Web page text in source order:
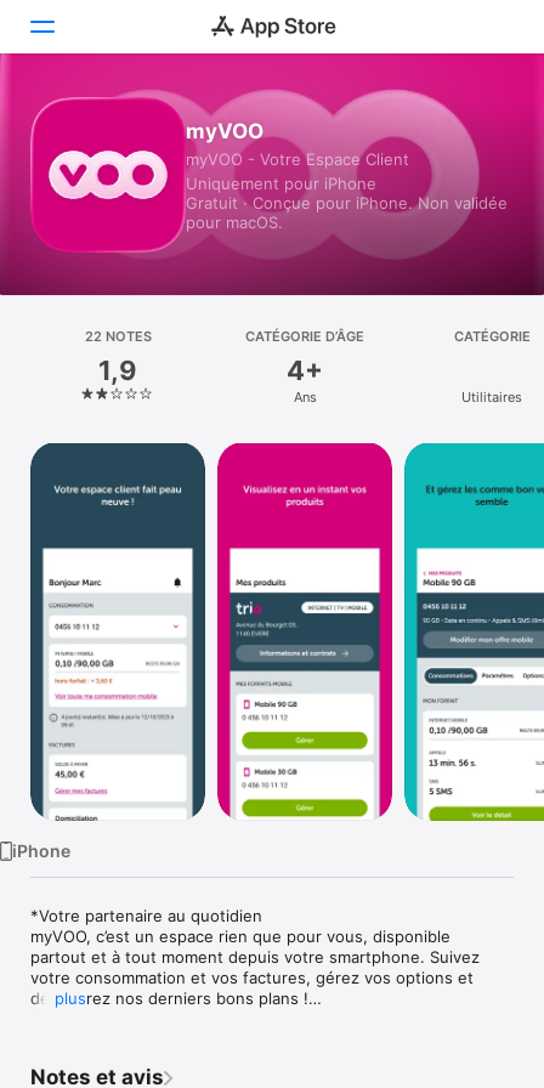
Aujourd’hui
Jeux
Plateforme
iPhone
iPad
TV
myVOO
myVOO - Votre Espace Client
Uniquement pour iPhone
Gratuit · Conçue pour iPhone. Non validée
pour macOS.
22 NOTES
1,9
CATÉGORIE D’ÂGE
4+
Ans
CATÉGORIE
Utilitaires
iPhone
*Votre partenaire au quotidien
myVOO, c’est un espace rien que pour vous, disponible
partout et à tout moment depuis votre smartphone. Suivez
votre consommation et vos factures, gérez vos options et
découvrez nos derniers bons plans !
consommation depuis votre Smartphone. Vous savez toujours
plus
Notes et avis